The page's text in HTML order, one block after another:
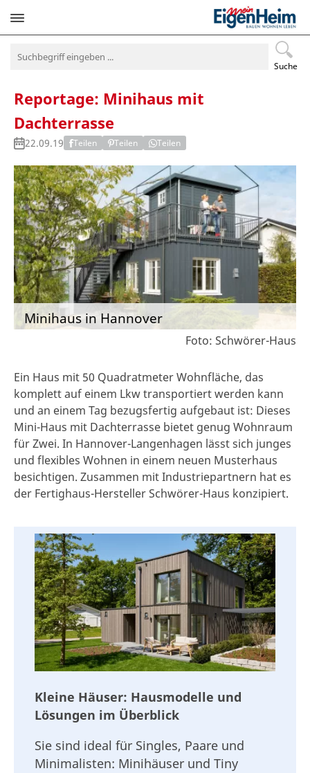
Suche
Navigation
Reportage: Minihaus mit
Dachterrasse
22.09.19 Teilen Teilen Teilen
Minihaus in Hannover
Foto: Schwörer-Haus
Ein Haus mit 50 Quadratmeter Wohnfläche, das
komplett auf einem Lkw transportiert werden kann
und an einem Tag bezugsfertig aufgebaut ist: Dieses
Mini-Haus mit Dachterrasse bietet genug Wohnraum
für Zwei. In Hannover-Langenhagen lässt sich junges
und flexibles Wohnen in einem neuen Musterhaus
besichtigen. Zusammen mit Industriepartnern hat es
der Fertighaus-Hersteller Schwörer-Haus konzipiert.
Kleine Häuser: Hausmodelle und
Lösungen im Überblick
Sie sind ideal für Singles, Paare und
Minimalisten: Minihäuser und Tiny